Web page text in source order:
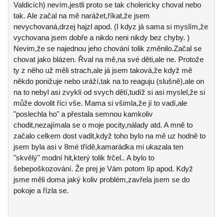
Valdicích) nevím,jestli proto se tak cholericky choval nebo
tak. Ale začal na mě narážet,říkat,že jsem
nevychovaná,drzej hajzl apod. (I kdyz já sama si myslím,že
vychovana jsem dobře a nikdo neni nikdy bez chyby. )
Nevim,že se najednou jeho chování tolik změnilo.Začal se
chovat jako blázen. Řval na mě,na své děti,ale ne. Protože
ty z něho už měli strach,ale já jsem taková,že když mě
někdo ponižuje nebo uráží,tak na to reaguju (slušně),ale on
na to nebyl asi zvyklí od svych dětí,tudíž si asi myslel,že si
může dovolit říci vše. Mama si všimla,že jí to vadí,ale
"poslechla ho" a přestala semnou kamkoliv
chodit,nezajímala se o moje pocity,nálady atd. A mně to
začalo celkem dost vadit,když toho bylo na mě uz hodně to
jsem byla asi v 8mé třídě,kamarádka mi ukazala ten
"skvělý" modní hit,který tolik frčel.. A bylo to
šebepoškozování. Že prej je Vám potom líp apod. Když
jsme měli doma jaký koliv problém,zavřela jsem se do
pokoje a řízla se.